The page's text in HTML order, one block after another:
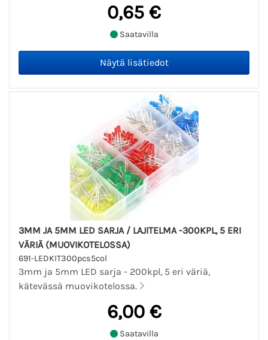
0,65 €
Saatavilla
3MM JA 5MM LED SARJA / LAJITELMA -300KPL, 5 ERI
VÄRIÄ (MUOVIKOTELOSSA)
691-LEDKIT300pcs5col
3mm ja 5mm LED sarja - 200kpl, 5 eri väriä,
kätevässä muovikotelossa.
6,00 €
Saatavilla